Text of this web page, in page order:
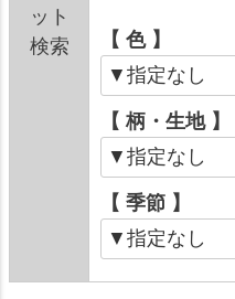
ット
検索
【 色 】
【 柄・生地 】
【 季節 】